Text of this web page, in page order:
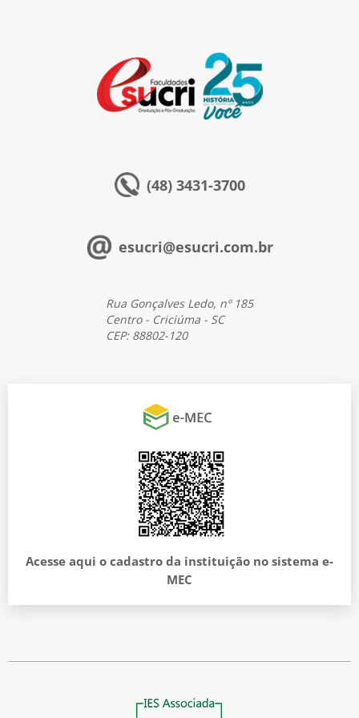
(48) 3431-3700
esucri@esucri.com.br
Rua Gonçalves Ledo, nº 185
Centro - Criciúma - SC
CEP: 88802-120
Acesse aqui o cadastro da instituição no sistema e-
MEC